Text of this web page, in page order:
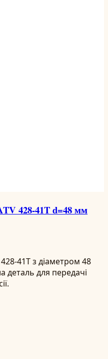
428-41T d=48 мм
428-41T з діаметром 48
деталь для передачі